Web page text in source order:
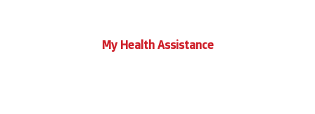
My Health Assistance